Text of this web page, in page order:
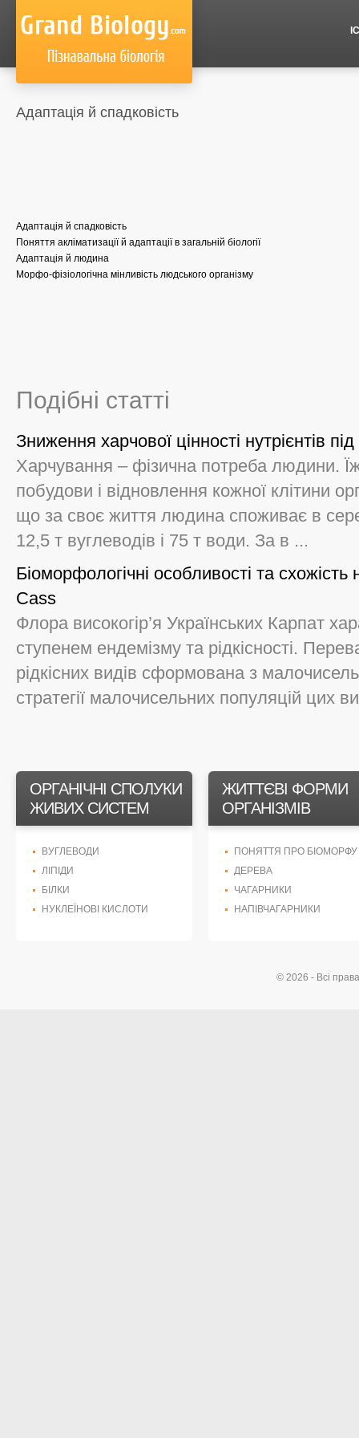
Адаптація й спадковість
Адаптація й спадковість
Поняття акліматизації й адаптації в загальній біології
Адаптація й людина
Морфо-фізіологічна мінливість людського організму
Подібні статті
Зниження харчової цінності нутрієнтів
Харчування – фізична потреба людини.
побудови і відновлення кожної клітини
що за своє життя людина споживає в
12,5 т вуглеводів і 75 т води. За в ...
Біоморфологічні особливості та
Cass
Флора високогір’я Українських Карпат
ступенем ендемізму та рідкісності.
рідкісних видів сформована з
стратегії малочисельних популяцій цих
ОРГАНІЧНІ СПОЛУКИ
ЖИВИХ СИСТЕМ
ВУГЛЕВОДИ
ЛІПІДИ
БІЛКИ
НУКЛЕЇНОВІ КИСЛОТИ
ЖИТТЄВІ ФОРМИ
ОРГАНІЗМІВ
ПОНЯТТЯ ПРО БІОМОРФУ
ДЕРЕВА
ЧАГАРНИКИ
НАПІВЧАГАРНИКИ
© 2026 - Всі